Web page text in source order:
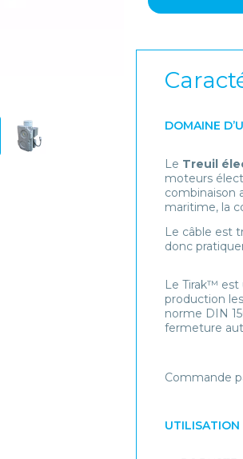
DOMAINE
Le Treuil
moteurs
combinaison
maritime, la
Le câble est
donc
Le Tirak™
production
norme DIN
fermeture
Commande
UTILISATION